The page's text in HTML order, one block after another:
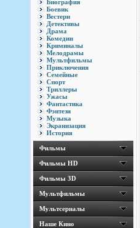
Биография
Боевик
Вестерн
Детективы
Драма
Комедии
Криминалы
Мелодрамы
Мультфильмы
Приключения
Семейные
Спорт
Триллеры
Ужасы
Фантастика
Фэнтези
Музыка
Экранизация
История
Фильмы
Фильмы HD
Фильмы 3D
Мультфильмы
Мультсериалы
Наше Кино